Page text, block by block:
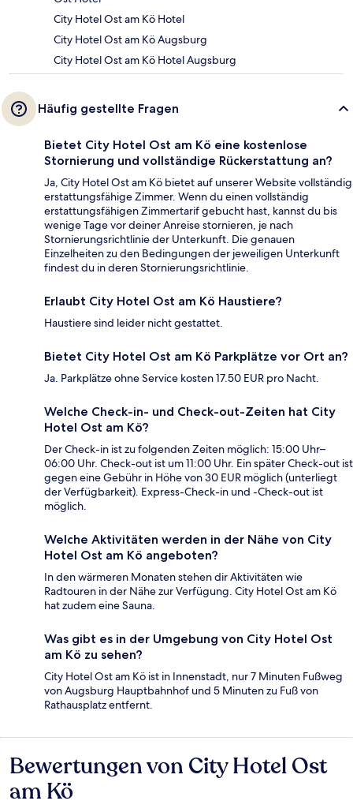
City Hotel Ost am Kö Hotel
City Hotel Ost am Kö Augsburg
City Hotel Ost am Kö Hotel Augsburg
Häufig gestellte Fragen
Bietet City Hotel Ost am Kö eine kostenlose
Stornierung und vollständige Rückerstattung an?
Ja, City Hotel Ost am Kö bietet auf unserer Website vollständig
erstattungsfähige Zimmer. Wenn du einen vollständig
erstattungsfähigen Zimmertarif gebucht hast, kannst du bis
wenige Tage vor deiner Anreise stornieren, je nach
Stornierungsrichtlinie der Unterkunft. Die genauen
Einzelheiten zu den Bedingungen der jeweiligen Unterkunft
findest du in deren Stornierungsrichtlinie.
Erlaubt City Hotel Ost am Kö Haustiere?
Haustiere sind leider nicht gestattet.
Bietet City Hotel Ost am Kö Parkplätze vor Ort an?
Ja. Parkplätze ohne Service kosten 17.50 EUR pro Nacht.
Welche Check-in- und Check-out-Zeiten hat City
Hotel Ost am Kö?
Der Check-in ist zu folgenden Zeiten möglich: 15:00 Uhr–
06:00 Uhr. Check-out ist um 11:00 Uhr. Ein später Check-out ist
gegen eine Gebühr in Höhe von 30 EUR möglich (unterliegt
der Verfügbarkeit). Express-Check-in und -Check-out ist
möglich.
Welche Aktivitäten werden in der Nähe von City
Hotel Ost am Kö angeboten?
In den wärmeren Monaten stehen dir Aktivitäten wie
Radtouren in der Nähe zur Verfügung. City Hotel Ost am Kö
hat zudem eine Sauna.
Was gibt es in der Umgebung von City Hotel Ost
am Kö zu sehen?
City Hotel Ost am Kö ist in Innenstadt, nur 7 Minuten Fußweg
von Augsburg Hauptbahnhof und 5 Minuten zu Fuß von
Rathausplatz entfernt.
Bewertungen
Bewertungen von City Hotel Ost
am Kö